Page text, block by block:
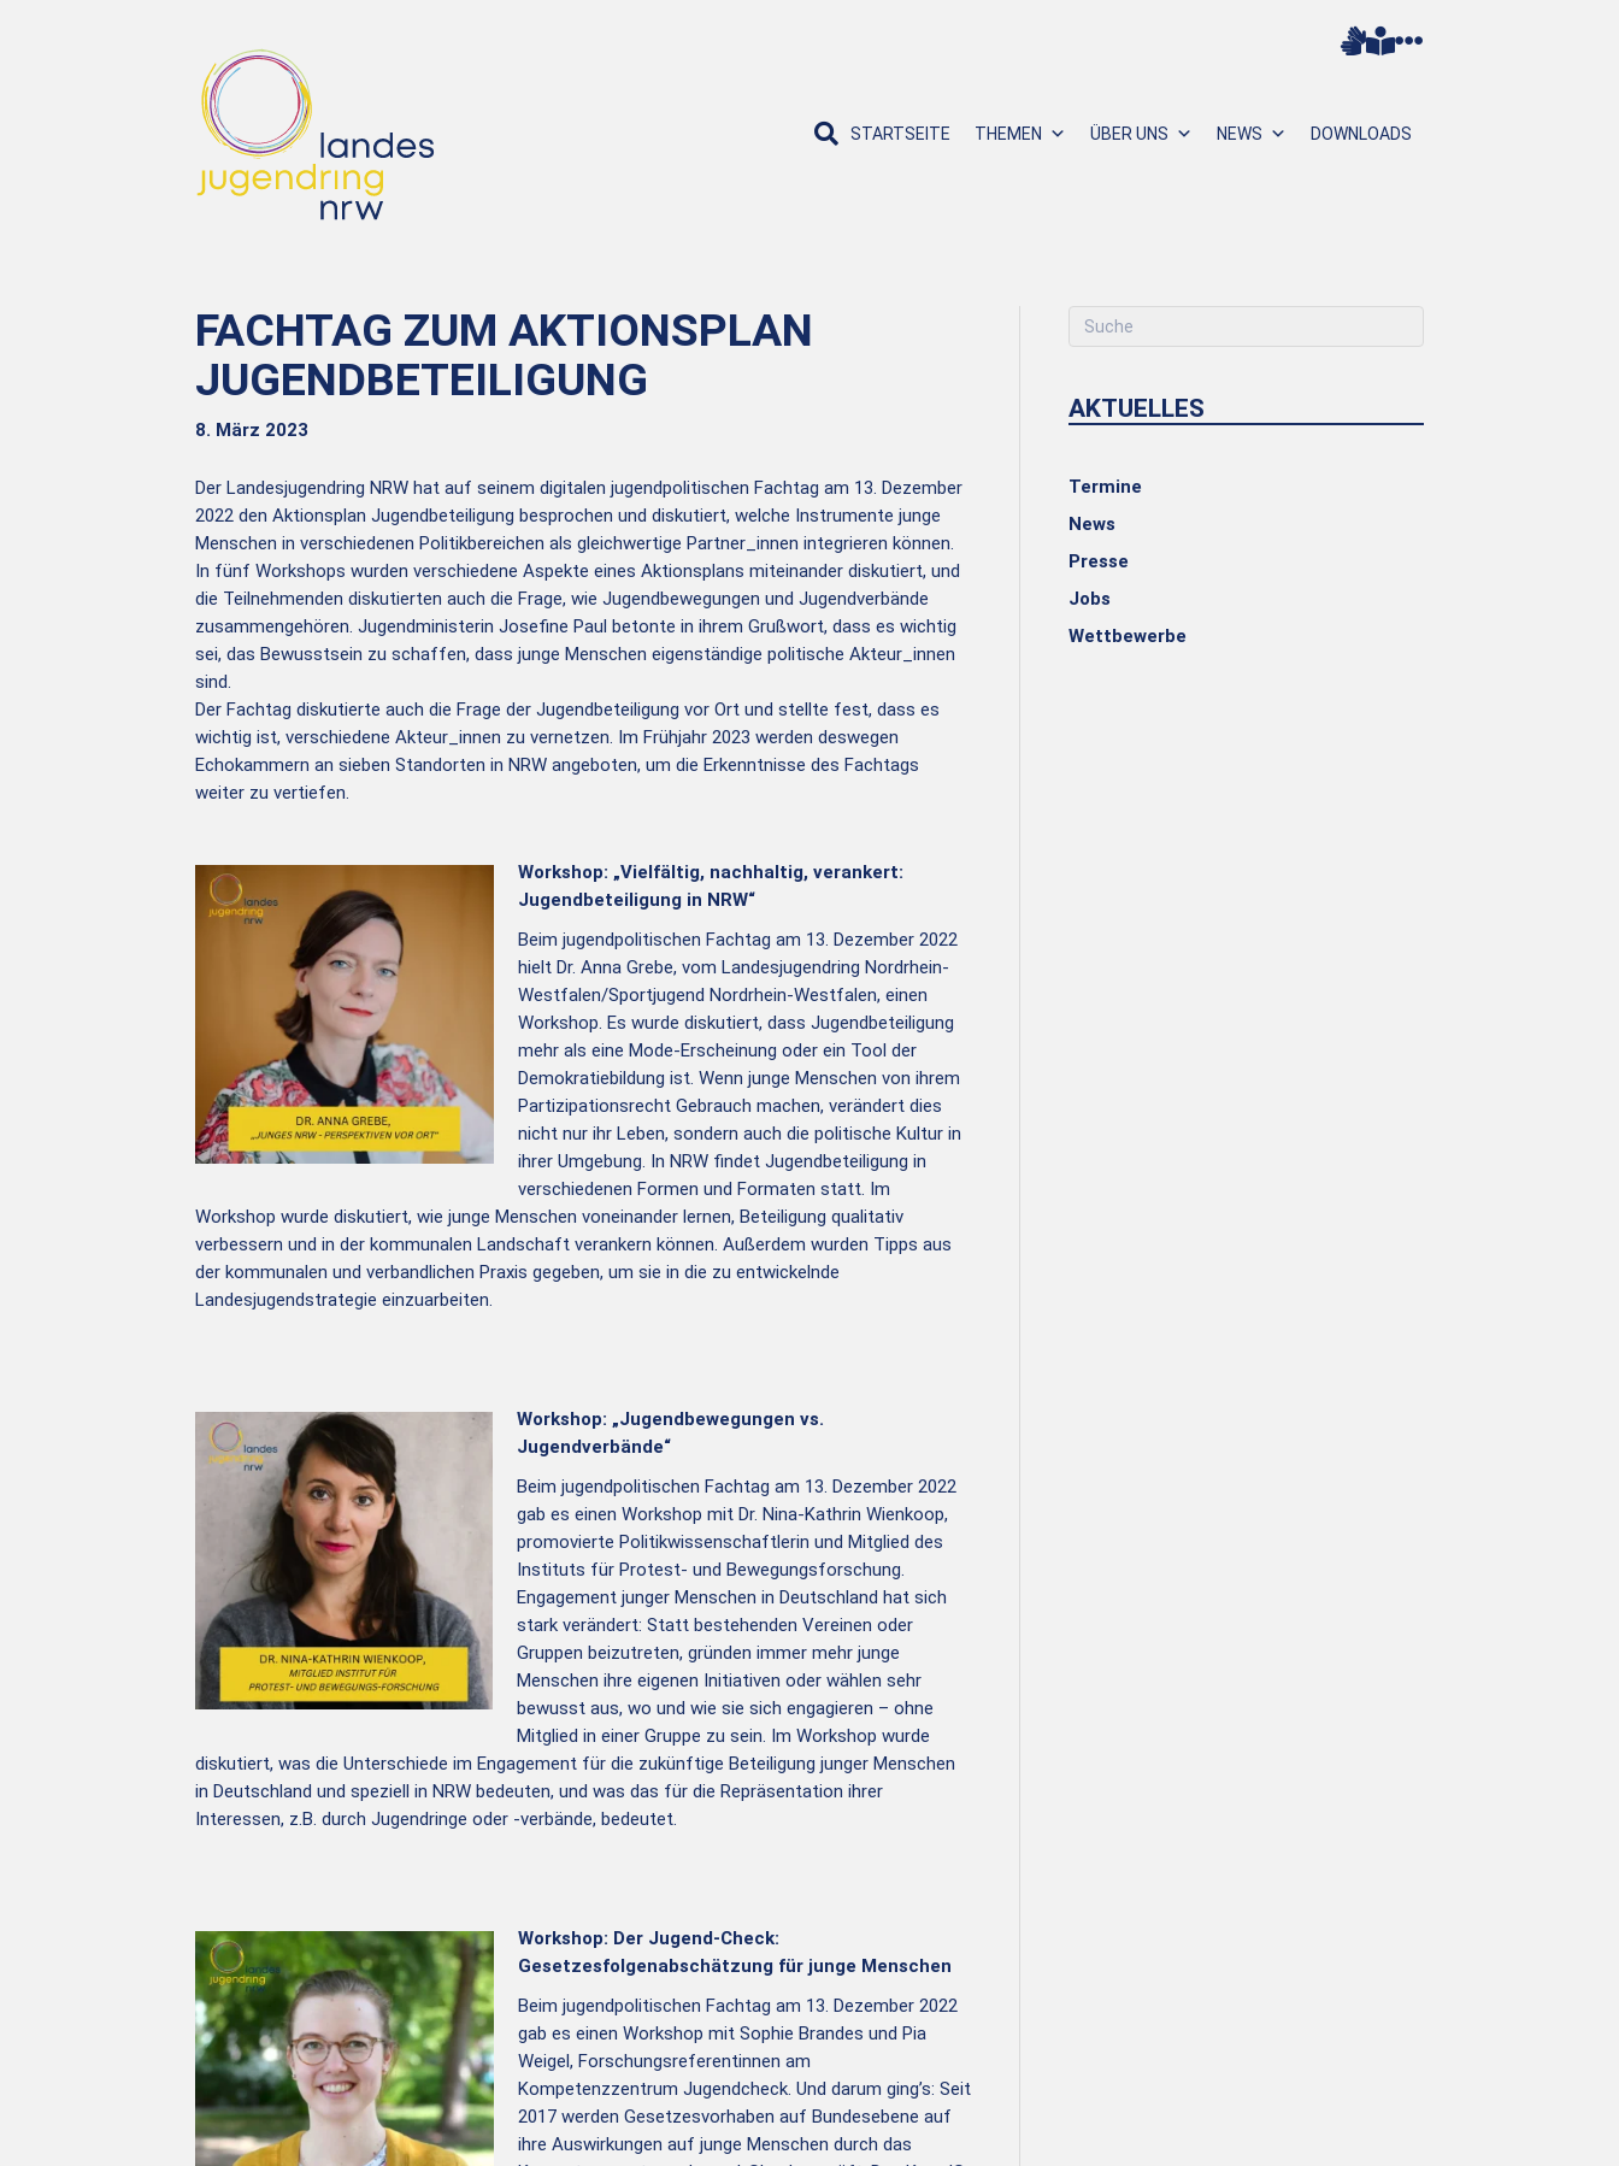
STARTSEITE THEMEN ÜBER UNS NEWS DOWNLOADS
FACHTAG ZUM AKTIONSPLAN
JUGENDBETEILIGUNG
8. März 2023
Der Landesjugendring NRW hat auf seinem digitalen jugendpolitischen Fachtag am 13. Dezember
2022 den Aktionsplan Jugendbeteiligung besprochen und diskutiert, welche Instrumente junge
Menschen in verschiedenen Politikbereichen als gleichwertige Partner_innen integrieren können.
In fünf Workshops wurden verschiedene Aspekte eines Aktionsplans miteinander diskutiert, und
die Teilnehmenden diskutierten auch die Frage, wie Jugendbewegungen und Jugendverbände
zusammengehören. Jugendministerin Josefine Paul betonte in ihrem Grußwort, dass es wichtig
sei, das Bewusstsein zu schaffen, dass junge Menschen eigenständige politische Akteur_innen
sind.
Der Fachtag diskutierte auch die Frage der Jugendbeteiligung vor Ort und stellte fest, dass es
wichtig ist, verschiedene Akteur_innen zu vernetzen. Im Frühjahr 2023 werden deswegen
Echokammern an sieben Standorten in NRW angeboten, um die Erkenntnisse des Fachtags
weiter zu vertiefen.
Workshop: „Vielfältig, nachhaltig, verankert:
Jugendbeteiligung in NRW“
Beim jugendpolitischen Fachtag am 13. Dezember 2022
hielt Dr. Anna Grebe, vom Landesjugendring Nordrhein-
Westfalen/Sportjugend Nordrhein-Westfalen, einen
Workshop. Es wurde diskutiert, dass Jugendbeteiligung
mehr als eine Mode-Erscheinung oder ein Tool der
Demokratiebildung ist. Wenn junge Menschen von ihrem
Partizipationsrecht Gebrauch machen, verändert dies
nicht nur ihr Leben, sondern auch die politische Kultur in
ihrer Umgebung. In NRW findet Jugendbeteiligung in
verschiedenen Formen und Formaten statt. Im
Workshop wurde diskutiert, wie junge Menschen voneinander lernen, Beteiligung qualitativ
verbessern und in der kommunalen Landschaft verankern können. Außerdem wurden Tipps aus
der kommunalen und verbandlichen Praxis gegeben, um sie in die zu entwickelnde
Landesjugendstrategie einzuarbeiten.
Workshop: „Jugendbewegungen vs.
Jugendverbände“
Beim jugendpolitischen Fachtag am 13. Dezember 2022
gab es einen Workshop mit Dr. Nina-Kathrin Wienkoop,
promovierte Politikwissenschaftlerin und Mitglied des
Instituts für Protest- und Bewegungsforschung.
Engagement junger Menschen in Deutschland hat sich
stark verändert: Statt bestehenden Vereinen oder
Gruppen beizutreten, gründen immer mehr junge
Menschen ihre eigenen Initiativen oder wählen sehr
bewusst aus, wo und wie sie sich engagieren – ohne
Mitglied in einer Gruppe zu sein. Im Workshop wurde
diskutiert, was die Unterschiede im Engagement für die zukünftige Beteiligung junger Menschen
in Deutschland und speziell in NRW bedeuten, und was das für die Repräsentation ihrer
Interessen, z.B. durch Jugendringe oder -verbände, bedeutet.
Workshop: Der Jugend-Check:
Gesetzesfolgenabschätzung für junge Menschen
Beim jugendpolitischen Fachtag am 13. Dezember 2022
gab es einen Workshop mit Sophie Brandes und Pia
Weigel, Forschungsreferentinnen am
Kompetenzzentrum Jugendcheck. Und darum ging’s: Seit
2017 werden Gesetzesvorhaben auf Bundesebene auf
ihre Auswirkungen auf junge Menschen durch das
AKTUELLES
Termine
News
Presse
Jobs
Wettbewerbe